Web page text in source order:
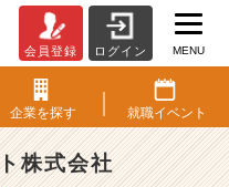
会員登録 ログイン MENU
企業を探す 就職イベント
株式会社